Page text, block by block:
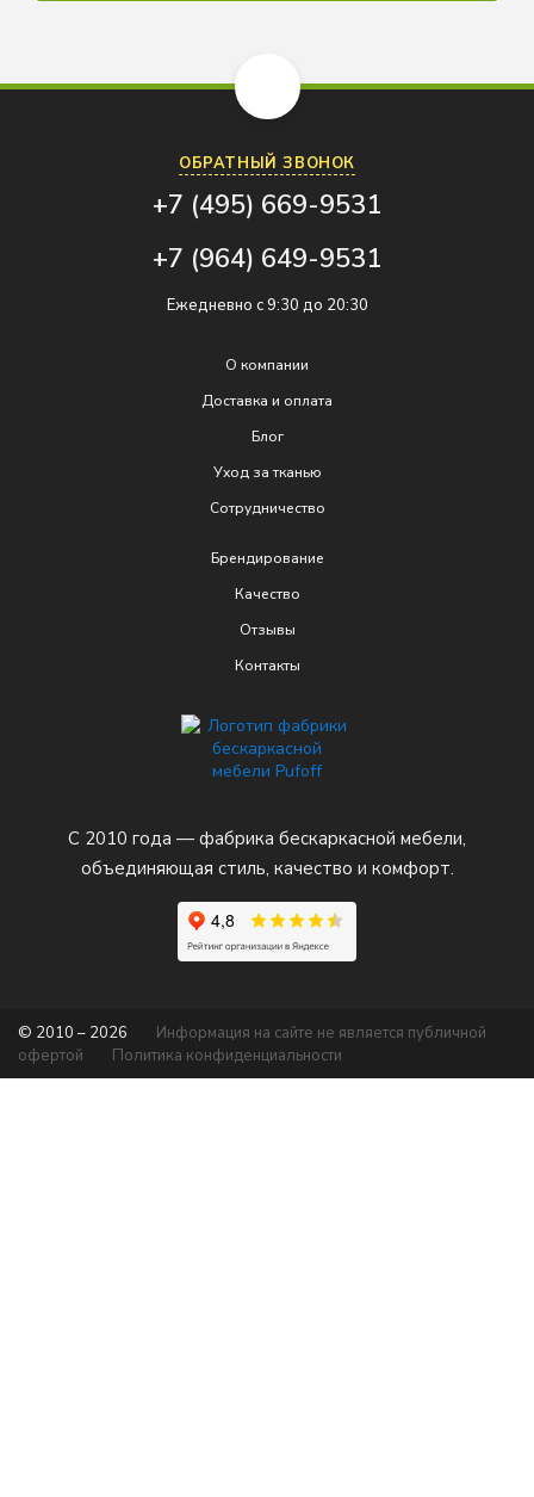
С 2010 года — фабрика бескаркасной мебели,
объединяющая стиль, качество и комфорт.
О компании
Доставка и оплата
Блог
Уход за тканью
Сотрудничество
Брендирование
Качеcтво
Отзывы
Контакты
ОБРАТНЫЙ ЗВОНОК
+7 (495) 669-9531
+7 (964) 649-9531
Ежедневно с 9:30 до 20:30
© 2010 – 2026
Информация на сайте не является публичной
офертой
Политика конфиденциальности